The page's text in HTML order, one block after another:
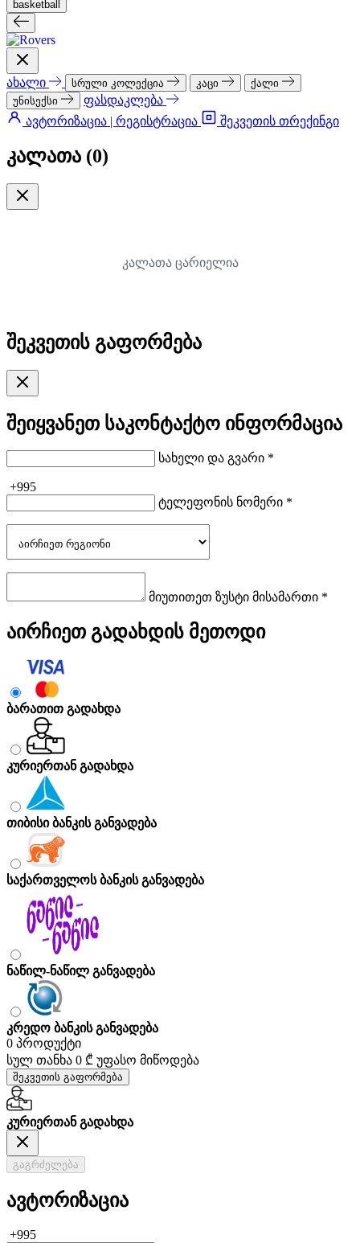
basketball
ახალი სრული კოლექცია კაცი
ქალი
უნისექსი
ფასდაკლება
ავტორიზაცია | რეგისტრაცია
შეკვეთის თრექინგი
კალათა (0)
კალათა ცარიელია
შეკვეთის გაფორმება
შეიყვანეთ საკონტაქტო ინფორმაცია
სახელი და გვარი *
+995
ტელეფონის ნომერი *
მიუთითეთ ზუსტი მისამართი *
აირჩიეთ გადახდის მეთოდი
ბარათით გადახდა
კურიერთან გადახდა
თიბისი ბანკის განვადება
საქართველოს ბანკის განვადება
ნაწილ-ნაწილ განვადება
კრედო ბანკის განვადება
0 პროდუქტი
სულ თანხა 0 ₾ უფასო მიწოდება
შეკვეთის გაფორმება
კურიერთან გადახდა
გაგრძელება
ავტორიზაცია
+995